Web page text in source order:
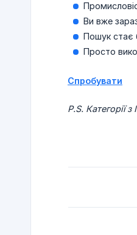
Ви вже
Пошук стає
Просто
Спробувати
P.S. Категорії